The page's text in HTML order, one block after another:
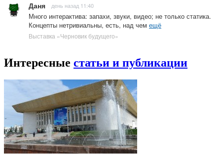
Даня день назад 11:40
Много интерактива: запахи, звуки, видео; не только статика.
Концепты нетривиальны, есть, над чем ещё
Выставка «Черновик будущего»
Интересные статьи и публикации